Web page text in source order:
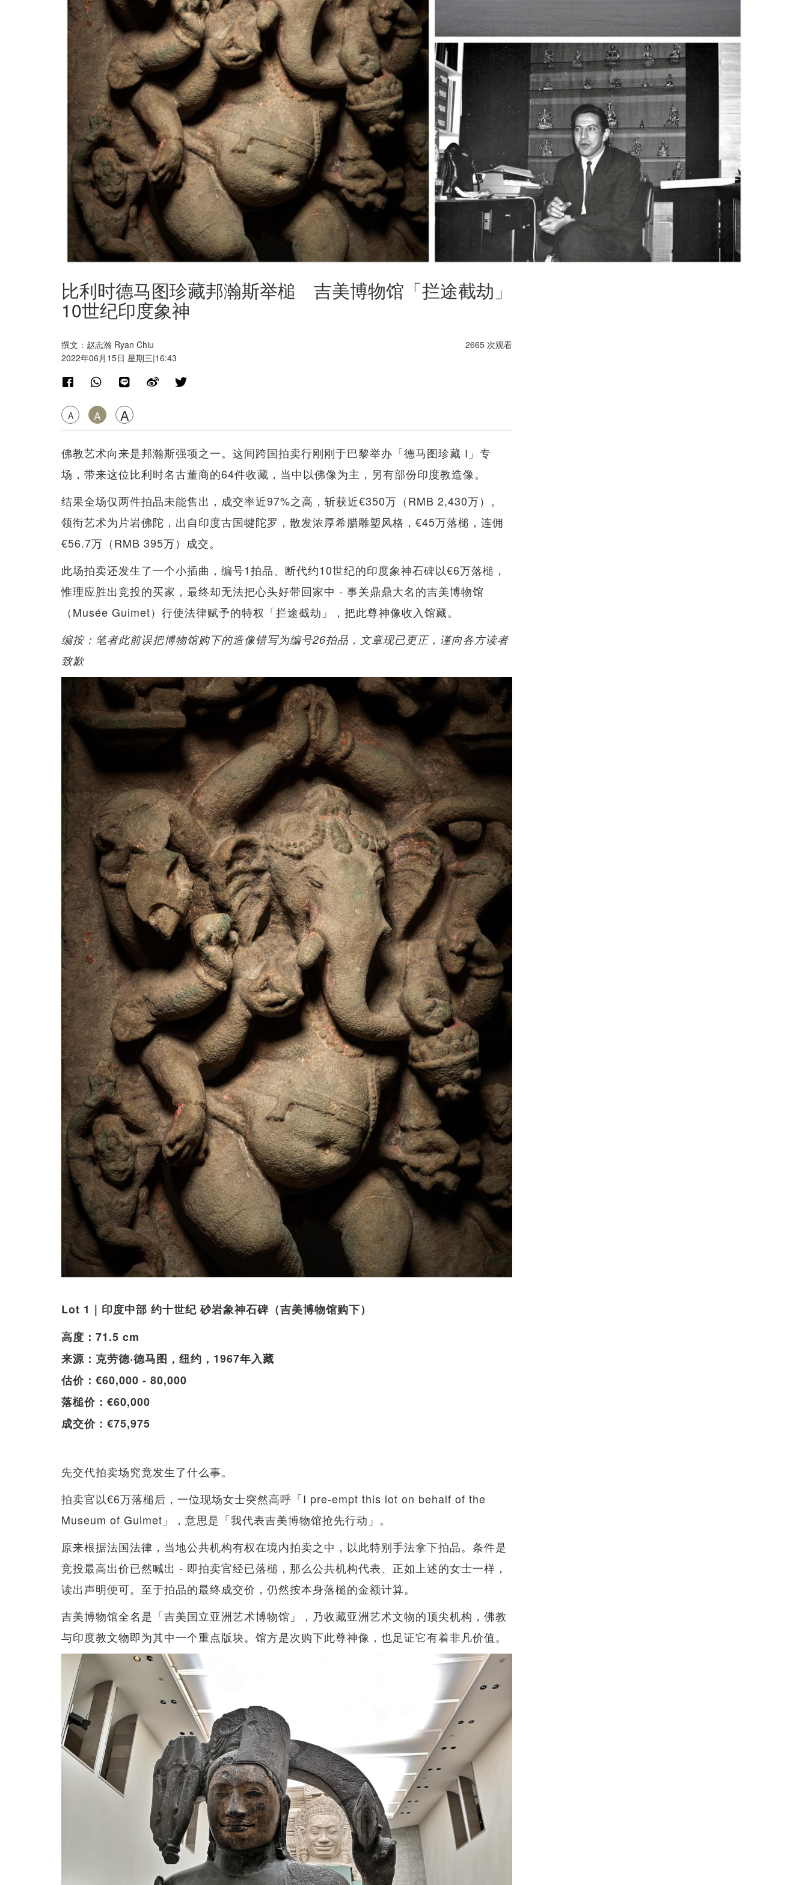
比利时德马图珍藏邦瀚斯举槌 吉美博物馆「拦途截劫」
10世纪印度象神
撰文：赵志瀚 Ryan Chiu
2022年06月15日 星期三|16:43
A A A
2665 次观看
佛教艺术向来是邦瀚斯强项之一。这间跨国拍卖行刚刚于巴黎举办「德马图珍藏 I」专
场，带来这位比利时名古董商的64件收藏，当中以佛像为主，另有部份印度教造像。
结果全场仅两件拍品未能售出，成交率近97%之高，斩获近€350万（RMB 2,430万）。
领衔艺术为片岩佛陀，出自印度古国犍陀罗，散发浓厚希腊雕塑风格，€45万落槌，连佣
€56.7万（RMB 395万）成交。
此场拍卖还发生了一个小插曲，编号1拍品、断代约10世纪的印度象神石碑以€6万落槌，
惟理应胜出竞投的买家，最终却无法把心头好带回家中 - 事关鼎鼎大名的吉美博物馆
（Musée Guimet）行使法律赋予的特权「拦途截劫」，把此尊神像收入馆藏。
编按：笔者此前误把博物馆购下的造像错写为编号26拍品，文章现已更正，谨向各方读者
致歉
Lot 1｜印度中部 约十世纪 砂岩象神石碑（吉美博物馆购下）
高度：71.5 cm
来源：克劳德‧德马图，纽约，1967年入藏
估价：€60,000 - 80,000
落槌价：€60,000
成交价：€75,975
先交代拍卖场究竟发生了什么事。
拍卖官以€6万落槌后，一位现场女士突然高呼「I pre-empt this lot on behalf of the
Museum of Guimet」，意思是「我代表吉美博物馆抢先行动」。
原来根据法国法律，当地公共机构有权在境内拍卖之中，以此特别手法拿下拍品。条件是
竞投最高出价已然喊出 - 即拍卖官经已落槌，那么公共机构代表、正如上述的女士一样，
读出声明便可。至于拍品的最终成交价，仍然按本身落槌的金额计算。
吉美博物馆全名是「吉美国立亚洲艺术博物馆」，乃收藏亚洲艺术文物的顶尖机构，佛教
与印度教文物即为其中一个重点版块。馆方是次购下此尊神像，也足证它有着非凡价值。